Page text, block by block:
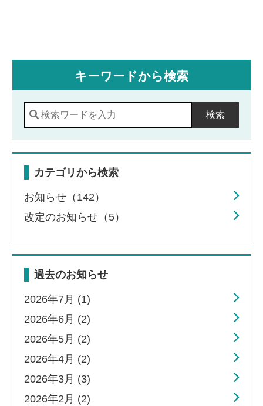
キーワードから検索
検索
カテゴリから検索
お知らせ（142）
改定のお知らせ（5）
過去のお知らせ
2026年7月 (1)
2026年6月 (2)
2026年5月 (2)
2026年4月 (2)
2026年3月 (3)
2026年2月 (2)